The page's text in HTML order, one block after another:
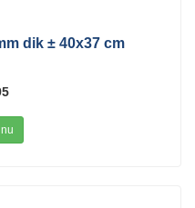
dik ± 40x37 cm